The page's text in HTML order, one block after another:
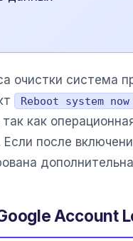
очистки система
Reboot system now
как
после
Account